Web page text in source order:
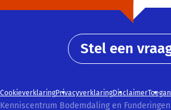
Stel een
Kenniscentrum Bodemdaling en Funderingen
CookieverklaringPrivacyverklaringDisclaimer